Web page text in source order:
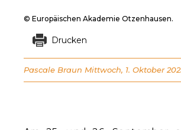
© Europäischen Akademie Otzenhausen.
Drucken
Pascale Braun Mittwoch, 1. Oktober